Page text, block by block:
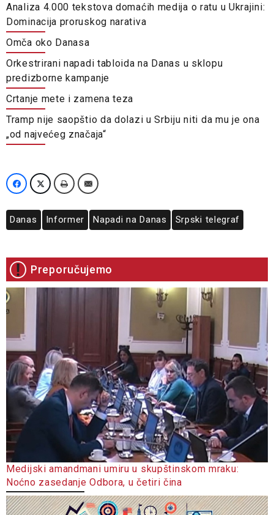
Analiza 4.000 tekstova domaćih medija o ratu u Ukrajini:
Dominacija proruskog narativa
Omča oko Danasa
Orkestrirani napadi tabloida na Danas u sklopu
predizborne kampanje
Crtanje mete i zamena teza
Tramp nije saopštio da dolazi u Srbiju niti da mu je ona
„od najvećeg značaja“
Danas Informer Napadi na Danas Srpski telegraf
Preporučujemo
Medijski amandmani umiru u skupštinskom mraku:
Noćno zasedanje Odbora, u četiri čina